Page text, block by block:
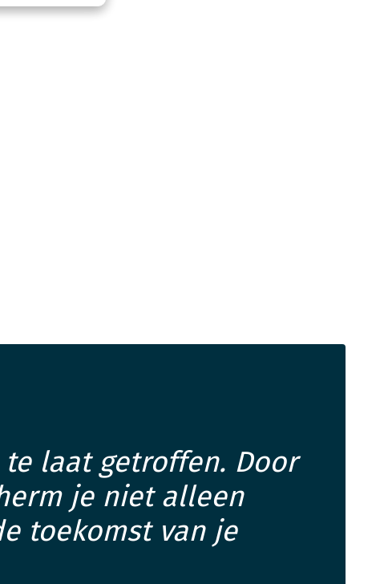
laat getroffen. Door
je niet alleen
toekomst van je